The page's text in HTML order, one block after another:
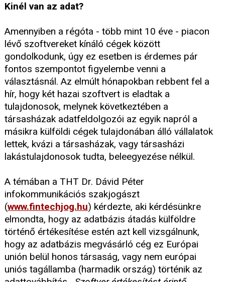
Kinél van az adat?
Amennyiben a régóta - több mint 10 éve - piacon
lévő szoftvereket kínáló cégek között
gondolkodunk, úgy ez esetben is érdemes pár
fontos szempontot figyelembe venni a
választásnál. Az elmúlt hónapokban rebbent fel a
hír, hogy két hazai szoftvert is eladtak a
tulajdonosok, melynek következtében a
társasházak adatfeldolgozói az egyik napról a
másikra külföldi cégek tulajdonában álló vállalatok
lettek, kvázi a társasházak, vagy társasházi
lakástulajdonosok tudta, beleegyezése nélkül.
A témában a THT Dr. Dávid Péter
infokommunikációs szakjogászt
(www.fintechjog.hu) kérdezte, aki kérdésünkre
elmondta, hogy az adatbázis átadás külföldre
történő értékesítése estén azt kell vizsgálnunk,
hogy az adatbázis megvásárló cég ez Európai
unión belül honos társaság, vagy nem európai
uniós tagállamba (harmadik ország) történik az